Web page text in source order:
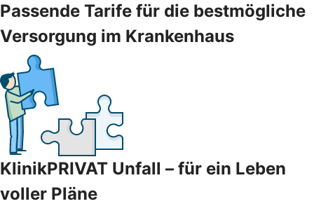
Passende Tarife für die bestmögliche
Versorgung im Krankenhaus
KlinikPRIVAT Unfall – für ein Leben
voller Pläne